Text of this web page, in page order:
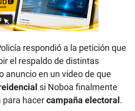
respondió a la petición que
el respaldo de distintas
anuncio en un video de que
si Noboa finalmente
para hacercampaña electoral.